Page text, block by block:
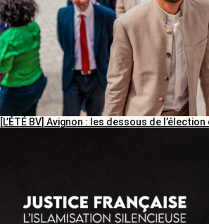
[L’ÉTÉ BV] Avignon : les dessous de